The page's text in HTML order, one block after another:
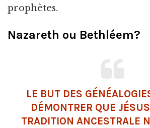
prophètes.
Nazareth ou Bethléem?
LE BUT DES
DÉMONTRER QUE
TRADITION ANCESTRALE